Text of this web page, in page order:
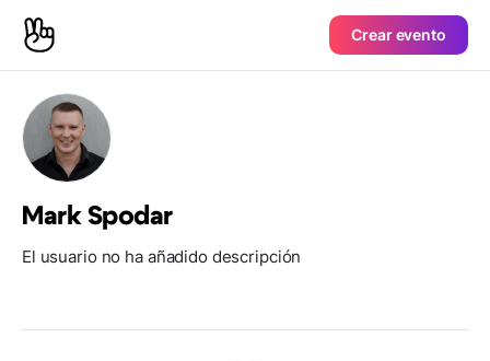
Crear evento
Mark Spodar
El usuario no ha añadido descripción